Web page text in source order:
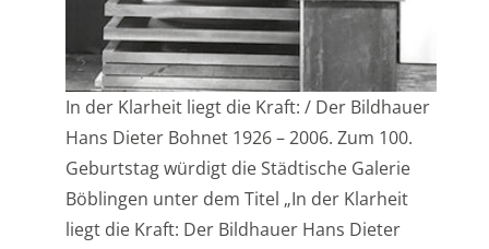
In der Klarheit liegt die Kraft: / Der Bildhauer
Hans Dieter Bohnet 1926 – 2006. Zum 100.
Geburtstag würdigt die Städtische Galerie
Böblingen unter dem Titel „In der Klarheit
liegt die Kraft: Der Bildhauer Hans Dieter
Bohnet (1926-2006)“ das Lebenswerk des
Bildhauers mit einer großen
Überblicksausstellung. Zwanzig Jahre nach